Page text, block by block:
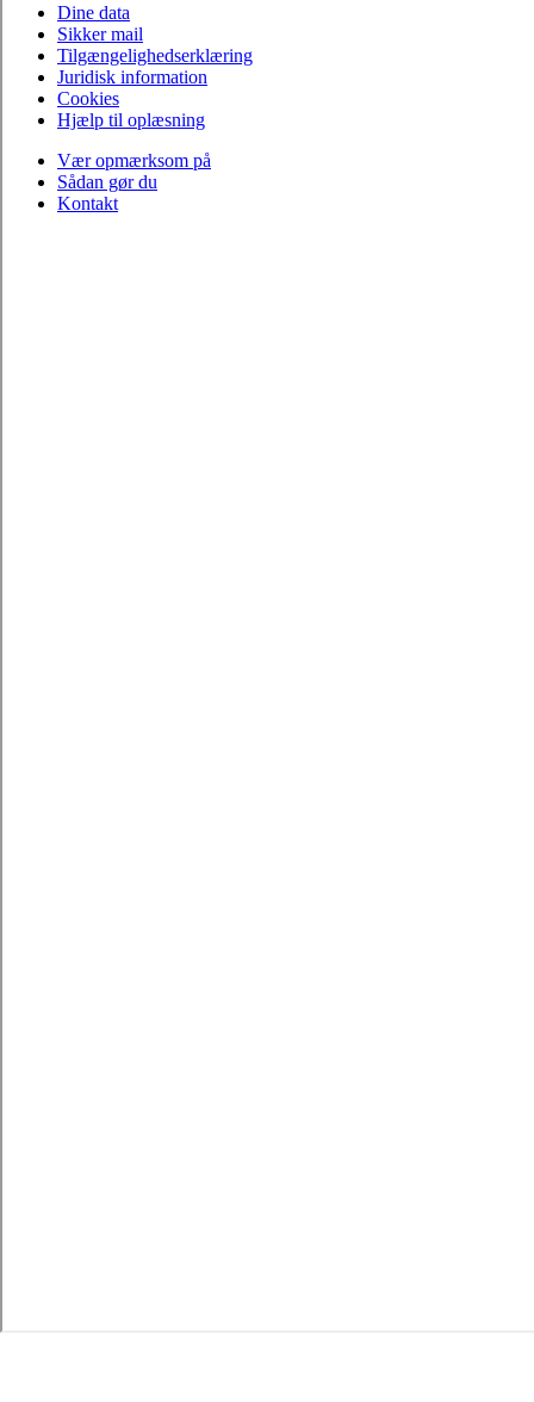
Dine data
Sikker mail
Tilgængelighedserklæring
Juridisk information
Cookies
Hjælp til oplæsning
Vær opmærksom på
Sådan gør du
Kontakt